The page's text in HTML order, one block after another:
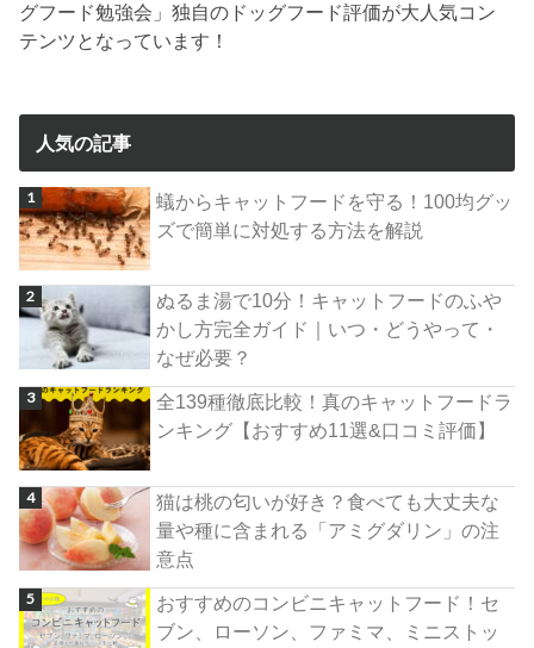
グフード勉強会」独自のドッグフード評価が大人気コン
テンツとなっています！
人気の記事
蟻からキャットフードを守る！100均グッ
ズで簡単に対処する方法を解説
ぬるま湯で10分！キャットフードのふや
かし方完全ガイド｜いつ・どうやって・
なぜ必要？
全139種徹底比較！真のキャットフードラ
ンキング【おすすめ11選&口コミ評価】
猫は桃の匂いが好き？食べても大丈夫な
量や種に含まれる「アミグダリン」の注
意点
おすすめのコンビニキャットフード！セ
ブン、ローソン、ファミマ、ミニストッ